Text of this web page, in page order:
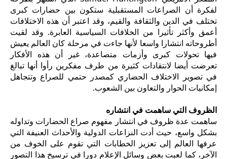
لفكرة أن الصراعات المستقبلية ستكون بين حضارات كبرى
تختلف في الدين والثقافة والقيم، وقد اعتبر أن هذه الاختلافات
أعمق وأكثر تأثيرا من الخلافات السياسية العابرة. وقد لقيت
أطروحاته انتشارا واسعا لأنها جاءت في مرحلة كان العالم يعيش
فيها تحولات كبرى وأزمات متصاعدة، غير أن هذه الأفكار
تعرضت أيضا لانتقادات كثيرة من طرف مفكرين رأوا أنها تبالغ
في تصوير الاختلاف الحضاري كمصدر حتمي للصراع وتتجاهل
إمكانيات الحوار والتعاون بين الشعوب.
الظروف التي ساهمت في انتشاره
ساهمت عدة ظروف في انتشار مفهوم صراع الحضارات وتداوله
بشكل واسع، حيث أدت النزاعات الدولية والأحداث العنيفة التي
عرفها العالم إلى تعزيز الخطابات التي تقوم على الخوف من
الآخر، كما لعبت بعض وسائل الإعلام دورا في ترسيخ هذا التصور